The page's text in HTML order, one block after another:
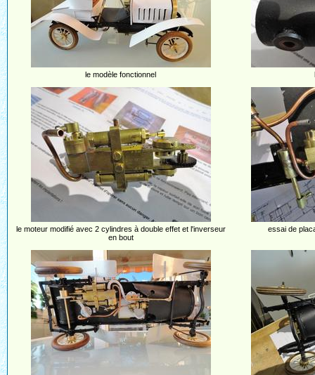
le modèle fonctionnel
le moteur modifié avec 2 cylindres à double effet et l'inverseur
en bout
essai de